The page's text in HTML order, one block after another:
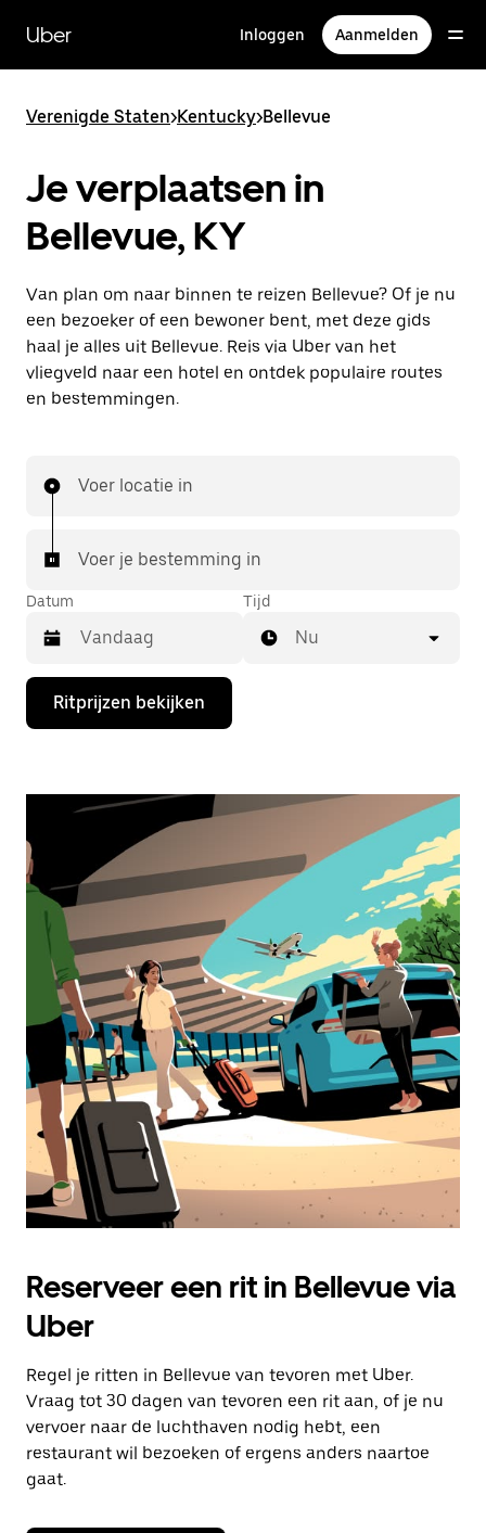
naar
hoofdinhoud
Uber Inloggen Aanmelden
Verenigde Staten>Kentucky>Bellevue
Je verplaatsen in
Bellevue, KY
Van plan om naar binnen te reizen Bellevue? Of je nu
een bezoeker of een bewoner bent, met deze gids
haal je alles uit Bellevue. Reis via Uber van het
vliegveld naar een hotel en ontdek populaire routes
en bestemmingen.
Voer locatie in
Voer je bestemming in
Datum
Druk
de
te
openen
en
een
datum
selecteren.
Druk
Escape
de
agenda
te
sluiten.
Tijd
Nu
Ritprijzen bekijken
Reserveer een rit in Bellevue via
Uber
Regel je ritten in Bellevue van tevoren met Uber.
Vraag tot 30 dagen van tevoren een rit aan, of je nu
vervoer naar de luchthaven nodig hebt, een
restaurant wil bezoeken of ergens anders naartoe
gaat.